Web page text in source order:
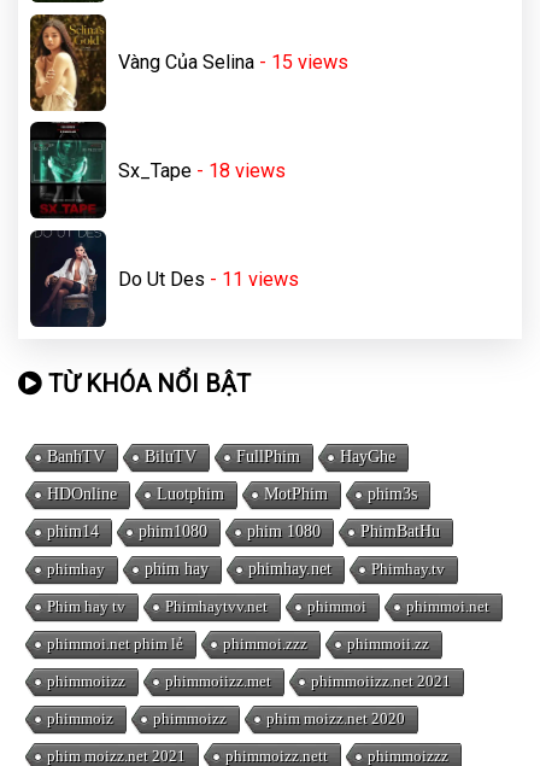
Vàng Của Selina - 15views
Sx_Tape - 18views
Do Ut Des - 11 views
TỪ KHÓA NỔI BẬT
BanhTV BiluTV FullPhim HayGhe
HDOnline Luotphim MotPhim phim3s
phim14 phim1080 phim 1080 PhimBatHu
phimhay phim hay phimhay.net Phimhay.tv
Phim hay tv Phimhaytvv.net phimmoi phimmoi.net
phimmoi.net phim lẻ phimmoi.zzz phimmoii.zz
phimmoiizz phimmoiizz.met phimmoiizz.net 2021
phimmoiz phimmoizz phim moizz.net 2020
phim moizz.net 2021 phimmoizz.nett phimmoizzz